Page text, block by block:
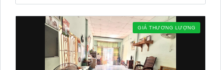
GIÁ THƯƠNG LƯỢNG